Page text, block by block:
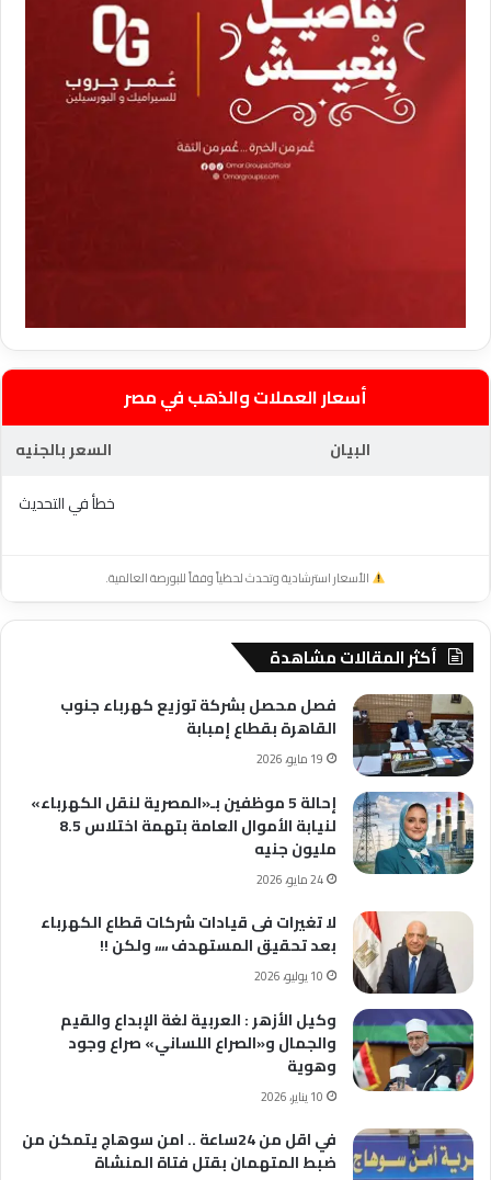
أسعار العملات والذهب في مصر
البيان
السعر بالجنيه
خطأ في التحديث
الأسعار استرشادية وتحدث لحظياً وفقاً للبورصة العالمية.
أكثر المقالات مشاهدة
فصل محصل بشركة توزيع كهرباء جنوب
القاهرة بقطاع إمبابة
19 مايو، 2026
إحالة 5 موظفين بـ«المصرية لنقل الكهرباء»
لنيابة الأموال العامة بتهمة اختلاس 8.5
مليون جنيه
24 مايو، 2026
لا تغيرات فى قيادات شركات قطاع الكهرباء
بعد تحقيق المستهدف ،،،، ولكن !!
10 يوليو، 2026
وكيل الأزهر : العربية لغة الإبداع والقيم
والجمال و«الصراع اللساني» صراع وجود
وهوية
10 يناير، 2026
في اقل من 24ساعة .. امن سوهاج يتمكن من
ضبط المتهمان بقتل فتاة المنشاة